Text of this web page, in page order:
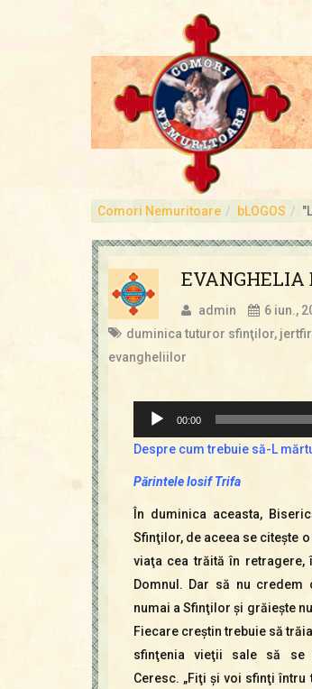
Comori Nemuritoare bLOGOS
admin 6 iun.,
duminica tuturor sfinţilor,
evangheliilor
Player
audio
00:00
Despre cum trebuie să-L
Părintele Iosif Trifa
În duminica aceasta,
Sfinţilor, de aceea se citeşte
viaţa cea trăită în
Domnul. Dar să nu credem
numai a Sfinţilor şi grăieşte
Fiecare creştin trebuie să
sfinţenia vieţii sale să se
Ceresc. „Fiţi şi voi sfinţi